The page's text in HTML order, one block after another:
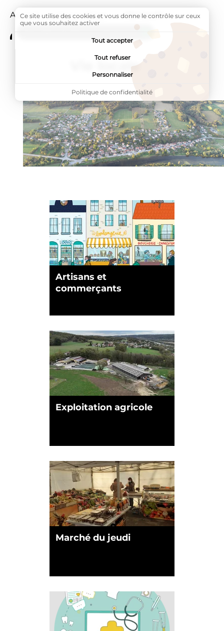
Accueil Vie au village Page active :
Vie locale
Vie locale
Artisans et
commerçants
Exploitation agricole
Marché du jeudi
Ce site utilise des cookies et vous donne le contrôle sur ceux
que vous souhaitez activer
Tout accepter
Tout refuser
Personnaliser
Politique de confidentialité